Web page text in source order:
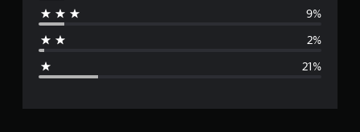
d
l
9%
2%
21%